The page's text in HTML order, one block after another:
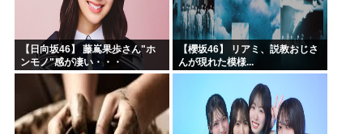
【日向坂46】 藤嶌果歩さん"ホ
ンモノ"感が凄い・・・
【櫻坂46】 リアミ、説教おじさ
んが現れた模様...